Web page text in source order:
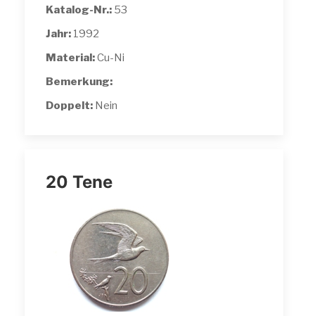
Katalog-Nr.: 53
Jahr: 1992
Material:Cu-Ni
Bemerkung:
Doppelt: Nein
20 Tene